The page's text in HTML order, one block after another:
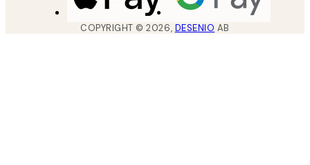
COPYRIGHT ©2026, DESENIO AB